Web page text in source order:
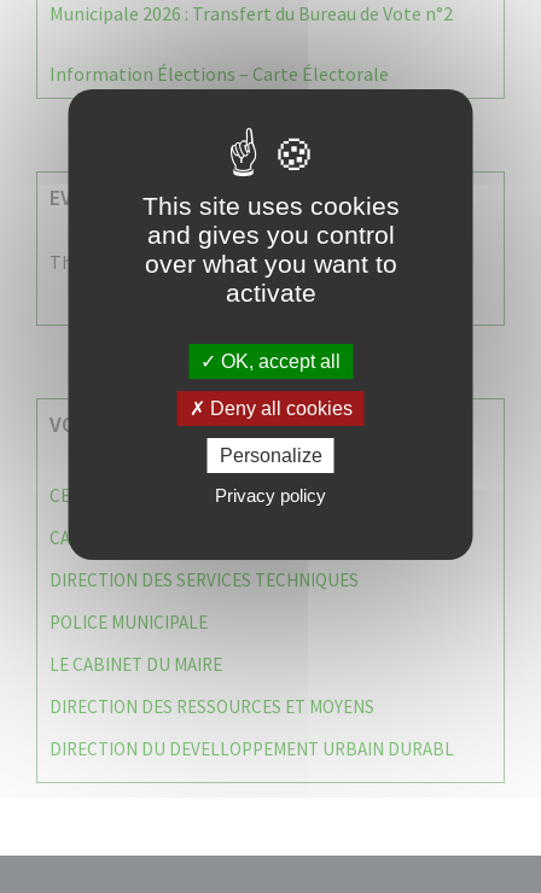
Municipale 2026 : Transfert du Bureau de Vote n°2
Information Élections – Carte Électorale
EVENEMENTS A VENIR
There are no events
VOS SERVICES MUNICIPAUX
CENTRE COMMUNAL D’ACTION SOCIALE (C.C.A.S)
CAISSE DES ÉCOLES
DIRECTION DES SERVICES TECHNIQUES
POLICE MUNICIPALE
LE CABINET DU MAIRE
DIRECTION DES RESSOURCES ET MOYENS
DIRECTION DU DEVELLOPPEMENT URBAIN DURABL
This site uses cookies
and gives you control
over what you want to
activate
OK, accept all
Deny all cookies
Personalize
Privacy policy